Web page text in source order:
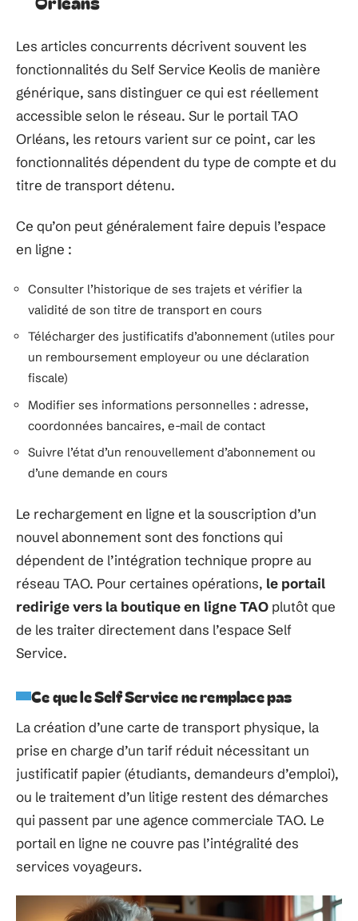
Les articles concurrents décrivent souvent les
fonctionnalités du Self Service Keolis de manière
générique, sans distinguer ce qui est réellement
accessible selon le réseau. Sur le portail TAO
Orléans, les retours varient sur ce point, car les
fonctionnalités dépendent du type de compte et du
titre de transport détenu.
Ce qu’on peut généralement faire depuis l’espace
en ligne :
Consulter l’historique de ses trajets et vérifier la
validité de son titre de transport en cours
Télécharger des justificatifs d’abonnement (utiles pour
un remboursement employeur ou une déclaration
fiscale)
Modifier ses informations personnelles : adresse,
coordonnées bancaires, e-mail de contact
Suivre l’état d’un renouvellement d’abonnement ou
d’une demande en cours
Le rechargement en ligne et la souscription d’un
nouvel abonnement sont des fonctions qui
dépendent de l’intégration technique propre au
réseau TAO. Pour certaines opérations, le portail
redirige vers la boutique en ligne TAO plutôt que
de les traiter directement dans l’espace Self
Service.
Ce que le Self Service ne remplace pas
La création d’une carte de transport physique, la
prise en charge d’un tarif réduit nécessitant un
justificatif papier (étudiants, demandeurs d’emploi),
ou le traitement d’un litige restent des démarches
qui passent par une agence commerciale TAO. Le
portail en ligne ne couvre pas l’intégralité des
services voyageurs.